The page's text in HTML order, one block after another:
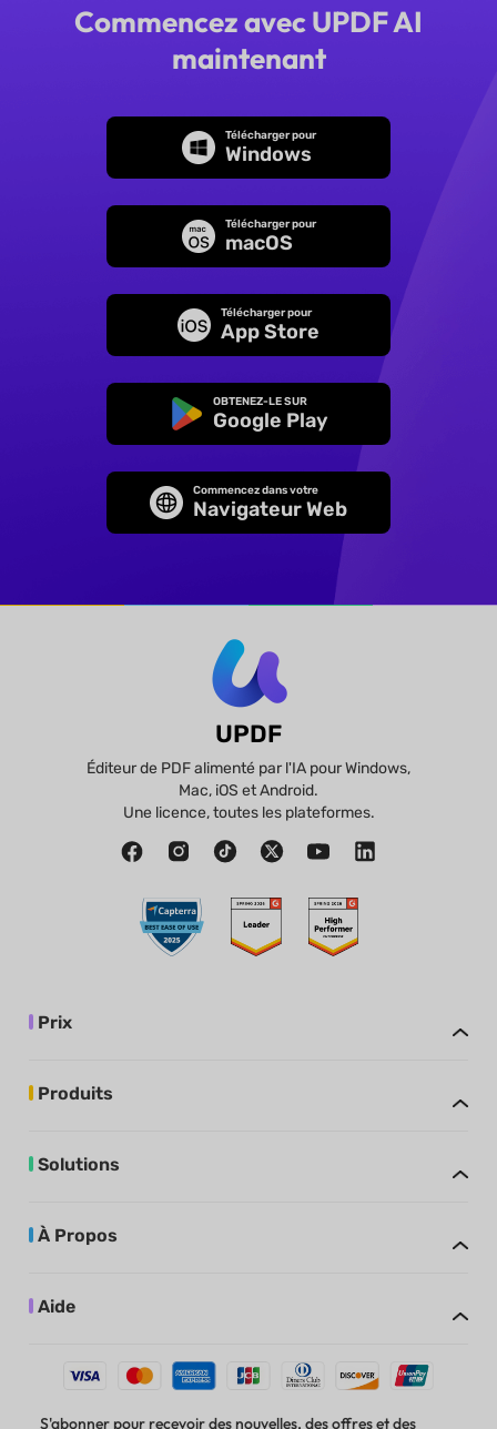
Commencez avec UPDF AI
maintenant
Télécharger pour
Windows
Télécharger pour
macOS
Télécharger pour
App Store
OBTENEZ-LE SUR
Google Play
Commencez dans votre
Navigateur Web
UPDF
Éditeur de PDF alimenté par l'IA pour Windows,
Mac, iOS et Android.
Une licence, toutes les plateformes.
Prix
Produits
Solutions
À Propos
Aide
S'abonner pour recevoir des nouvelles, des offres et des